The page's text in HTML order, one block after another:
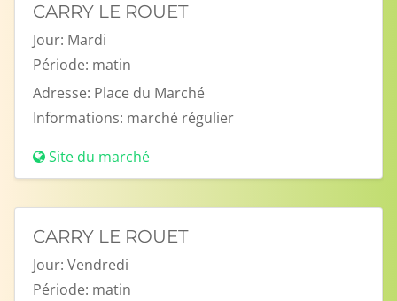
CARRY LE ROUET
Jour: Mardi
Période: matin
Adresse: Place du Marché
Informations: marché régulier
Site du marché
CARRY LE ROUET
Jour: Vendredi
Période: matin